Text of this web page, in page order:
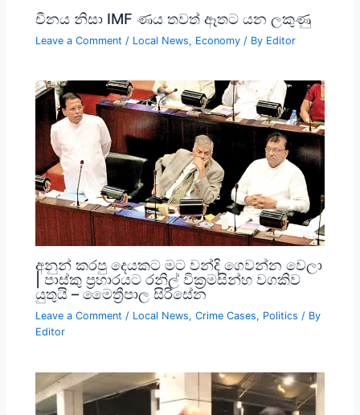
චීනය නිසා IMF ණය තවත් ඈතට යන ලකුණු
Leave a Comment / Local News, Economy / By Editor
අනුන් කරපු දෙයකට මට වන්දි ගෙවන්න වෙලා
| පාස්කු ප්‍රහාරයට රනිල් වික්‍රමසින්හ වගකිව
යුතුයි – මෛත්‍රීපාල සිරිසේන
Leave a Comment / Local News,Crime Cases, Politics / By
Editor